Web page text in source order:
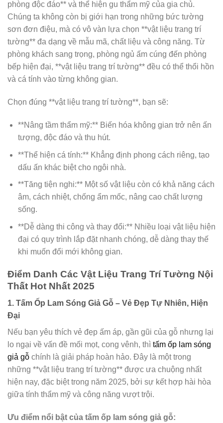
phòng độc đáo** và thể hiện gu thẩm mỹ của gia chủ.
Chúng ta không còn bị giới hạn trong những bức tường
sơn đơn điệu, mà có vô vàn lựa chọn **vật liệu trang trí
tường** đa dạng về mẫu mã, chất liệu và công năng. Từ
phòng khách sang trọng, phòng ngủ ấm cúng đến phòng
bếp hiện đại, **vật liệu trang trí tường** đều có thể thổi hồn
và cá tính vào từng không gian.
Chọn đúng **vật liệu trang trí tường**, bạn sẽ:
**Nâng tầm thẩm mỹ:** Biến hóa không gian trở nên ấn
tượng, độc đáo và thu hút.
**Thể hiện cá tính:** Khẳng định phong cách riêng, tạo
dấu ấn khác biệt cho ngôi nhà.
**Tăng tiện nghi:** Một số vật liệu còn có khả năng cách
âm, cách nhiệt, chống ẩm mốc, nâng cao chất lượng
sống.
**Dễ dàng thi công và thay đổi:** Nhiều loại vật liệu hiện
đại có quy trình lắp đặt nhanh chóng, dễ dàng thay thế
khi muốn đổi mới không gian.
Điểm Danh Các Vật Liệu Trang Trí Tường Nội
Thất Hot Nhất 2025
1. Tấm Ốp Lam Sóng Giả Gỗ – Vẻ Đẹp Tự Nhiên, Hiện
Đại
Nếu bạn yêu thích vẻ đẹp ấm áp, gần gũi của gỗ nhưng lại
lo ngại về vấn đề mối mọt, cong vênh, thì tấm ốp lam sóng
giả gỗ chính là giải pháp hoàn hảo. Đây là một trong
những **vật liệu trang trí tường** được ưa chuộng nhất
hiện nay, đặc biệt trong năm 2025, bởi sự kết hợp hài hòa
giữa tính thẩm mỹ và công năng vượt trội.
Ưu điểm nổi bật của tấm ốp lam sóng giả gỗ: